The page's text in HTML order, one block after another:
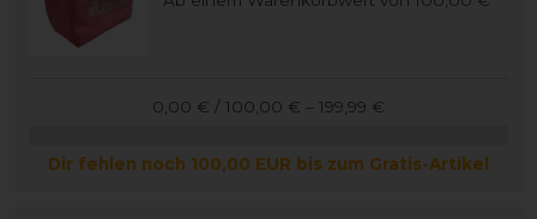
0,00 € / 100,00 € – 199,99 €
Dir fehlen noch 100,00 EUR bis zum Gratis-Artikel